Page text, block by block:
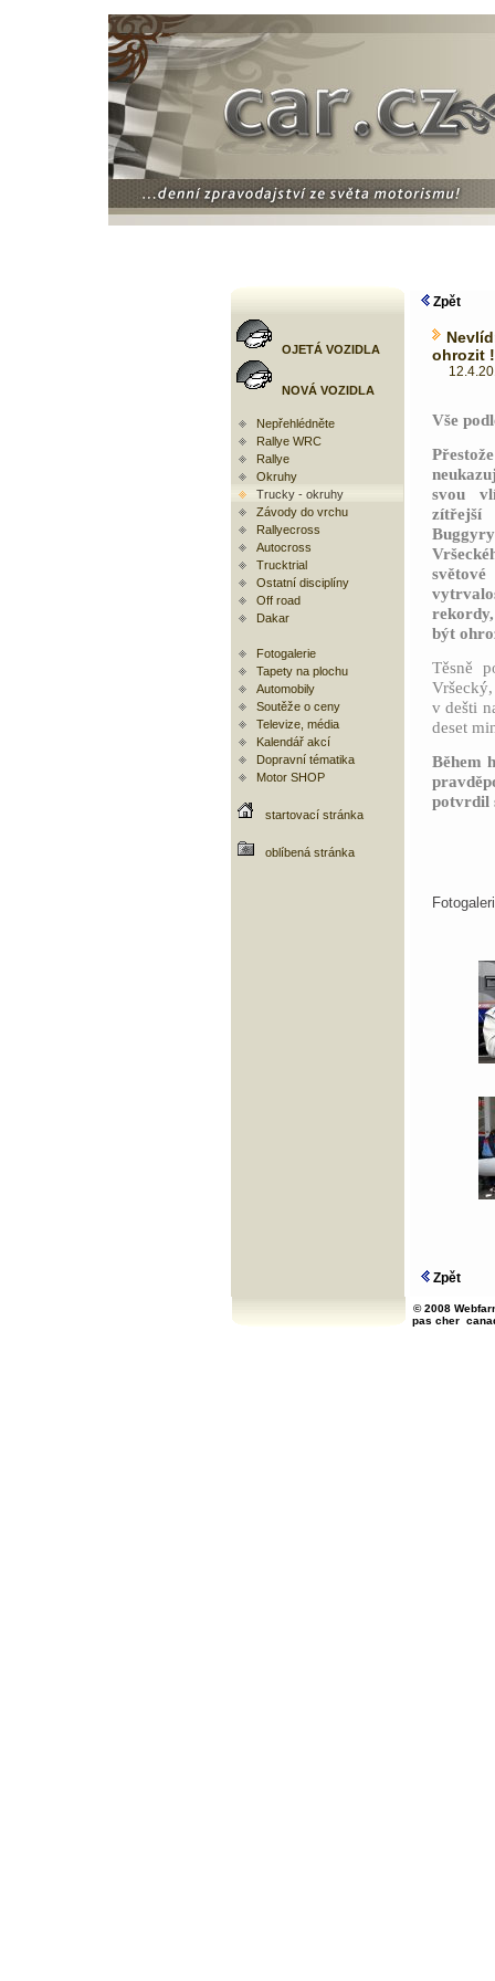
OJETÁ VOZIDLA
NOVÁ VOZIDLA
Nepřehlédněte
Rallye WRC
Rallye
Okruhy
Trucky - okruhy
Závody do vrchu
Rallyecross
Autocross
Trucktrial
Ostatní disciplíny
Off road
Dakar
Fotogalerie
Tapety na plochu
Automobily
Soutěže o ceny
Televize, média
Kalendář akcí
Dopravní tématika
Motor SHOP
startovací stránka
oblíbená stránka
Zpět
ohrozit !
Vše
svou
být
Těsně
v dešti
deset
Během
potvrdil
Zpět
© 2008
pas cher